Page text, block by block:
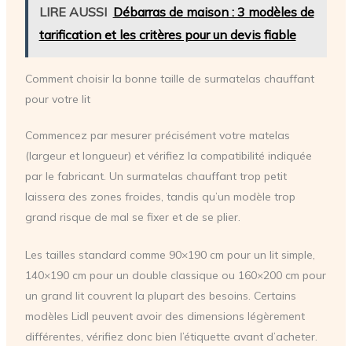
LIRE AUSSI Débarras de maison : 3 modèles de
tarification et les critères pour un devis fiable
Comment choisir la bonne taille de surmatelas chauffant
pour votre lit
Commencez par mesurer précisément votre matelas
(largeur et longueur) et vérifiez la compatibilité indiquée
par le fabricant. Un surmatelas chauffant trop petit
laissera des zones froides, tandis qu’un modèle trop
grand risque de mal se fixer et de se plier.
Les tailles standard comme 90×190 cm pour un lit simple,
140×190 cm pour un double classique ou 160×200 cm pour
un grand lit couvrent la plupart des besoins. Certains
modèles Lidl peuvent avoir des dimensions légèrement
différentes, vérifiez donc bien l’étiquette avant d’acheter.